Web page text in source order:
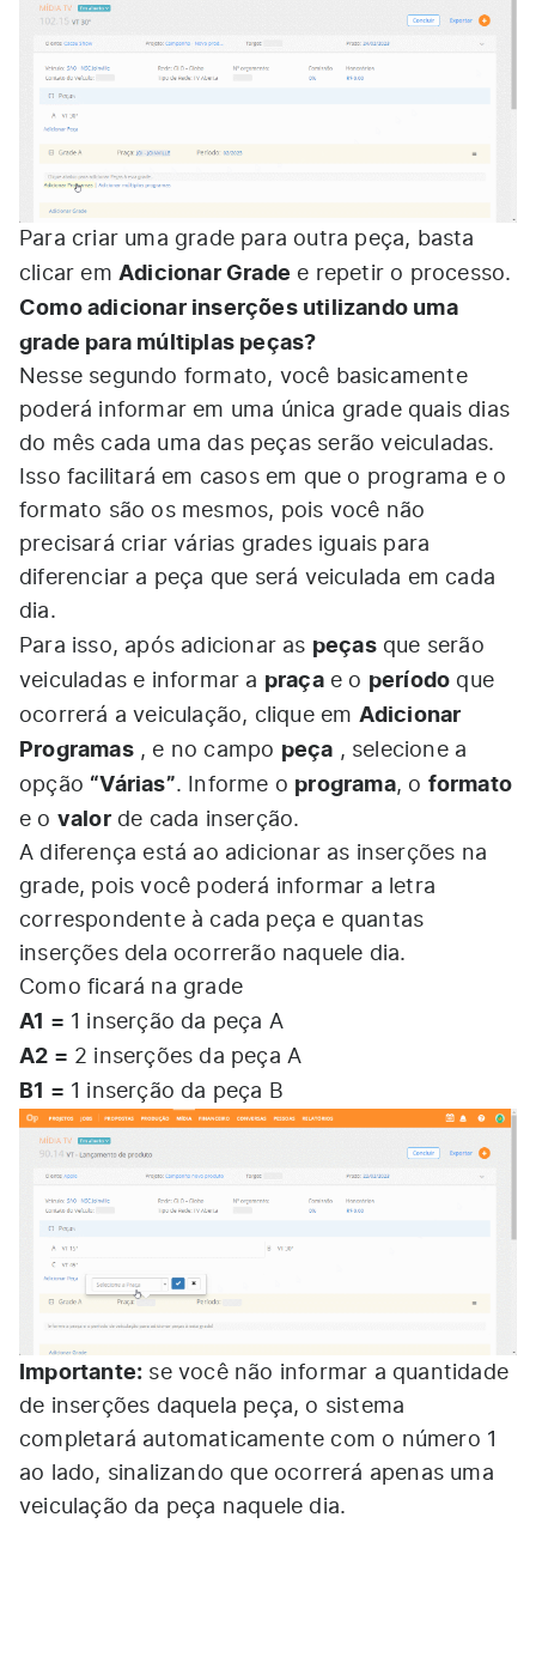
Para criar uma grade para outra peça, basta
clicar em Adicionar Grade e repetir o processo.
Como adicionar inserções utilizando uma
grade para múltiplas peças?
Nesse segundo formato, você basicamente
poderá informar em uma única grade quais dias
do mês cada uma das peças serão veiculadas.
Isso facilitará em casos em que o programa e o
formato são os mesmos, pois você não
precisará criar várias grades iguais para
diferenciar a peça que será veiculada em cada
dia.
Para isso, após adicionar as peçasque serão
veiculadas e informar a praçae o período que
ocorrerá a veiculação, clique em Adicionar
Programas, e no campo peça , selecione a
opção “Várias”. Informe o programa, o formato
e o valorde cada inserção.
A diferença está ao adicionar as inserções na
grade, pois você poderá informar a letra
correspondente à cada peça e quantas
inserções dela ocorrerão naquele dia.
Como ficará na grade
A1 = 1 inserção da peça A
A2 = 2 inserções da peça A
B1 = 1 inserção da peça B
Importante: se você não informar a quantidade
de inserções daquela peça, o sistema
completará automaticamente com o número 1
ao lado, sinalizando que ocorrerá apenas uma
veiculação da peça naquele dia.